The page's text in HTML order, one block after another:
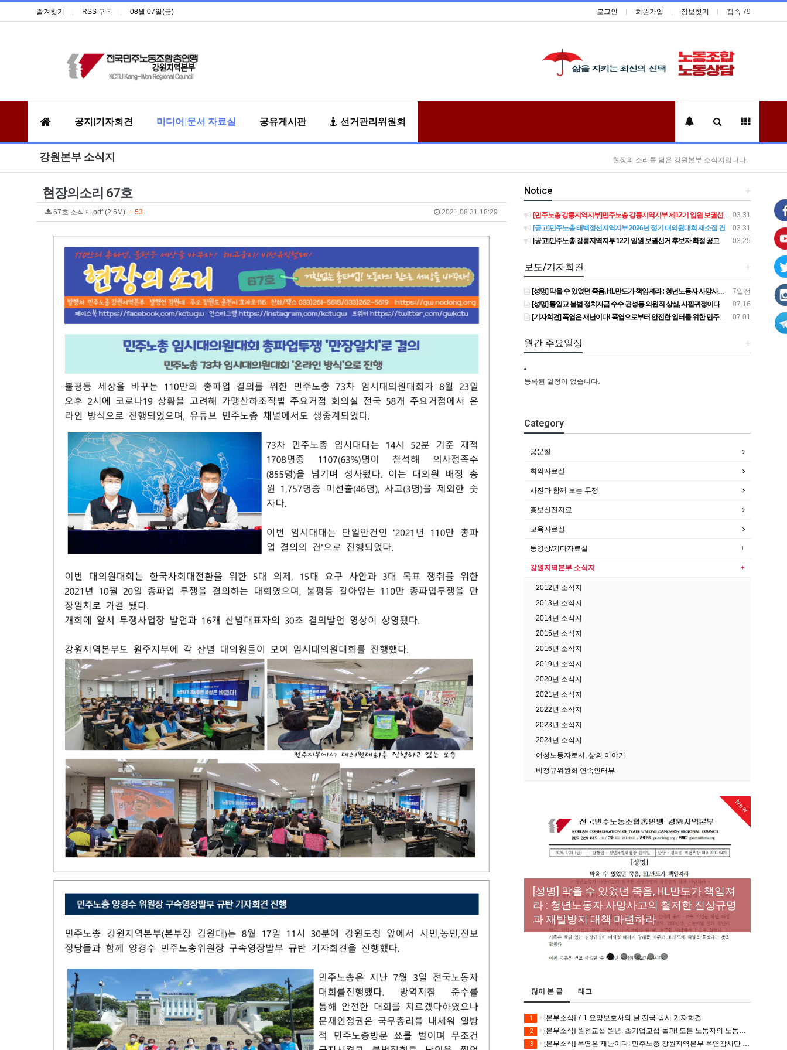
즐겨찾기 RSS 구독 08월 07일(금) 로그인 회원가입 정보찾기 접속 79
공지|기자회견 미디어|문서 자료실 공유게시판 선거관리위원회
강원본부 소식지 현장의 소리를 담은 강원본부 소식지입니다.
현장의소리 67호
2021.08.31 18:29
67호 소식지.pdf (2.6M) + 53
+
Notice
03.31
[민주노총 강릉지역지부]민주노총 강릉지역지부 제12기 임원 보궐선거결과 공고
03.31
[공고]민주노총 태백정선지역지부 2026년 정기 대의원대회 재소집 건
03.25
[공고]민주노총 강릉지역지부 12기 임원 보궐선거 후보자 확정 공고
+
보도/기자회견
7일전
[성명] 막을 수 있었던 죽음, HL만도가 책임져라 : 청년노동자 사망사고의 철저한 진상규명과 재발방지 대책 마련하라
07.16
[성명] 통일교 불법 정치자금 수수 권성동 의원직 상실, 사필귀정이다
07.01
[기자회견] 폭염은 재난이다! 폭염으로부터 안전한 일터를 위한 민주노총 강원지역본부 폭염감시단 선포 기자회견
+
월간 주요일정
등록된 일정이 없습니다.
Category
공문철
회의자료실
사진과 함께 보는 투쟁
홍보선전자료
교육자료실
동영상/기타자료실
강원지역본부 소식지
2012년 소식지
2013년 소식지
2014년 소식지
2015년 소식지
2016년 소식지
2019년 소식지
2020년 소식지
2021년 소식지
2022년 소식지
2023년 소식지
2024년 소식지
여성노동자로서, 삶의 이야기
비정규위원회 연속인터뷰
New
[성명] 막을 수 있었던 죽음, HL만도가 책임져
라 : 청년노동자 사망사고의 철저한 진상규명
과 재발방지 대책 마련하라
[산별소식] 건설산업연맹 플랜트건설노조 강
원충북지부
[강릉,속초,원주,춘천] 폭염감시단 사업 이모저
모
[조합원☆인터뷰] 서비스연맹 전국학교비정
규직노동조합 강원지부 김유미 춘천지회장
[본부소식] 강원지역 노동자 합창단 모임
많이 본 글 태그
1 [본부소식] 7.1 요양보호사의 날 전국 동시 기자회견
2 [본부소식] 원청교섭 원년. 초기업교섭 돌파! 모든 노동자의 노동기본권 쟁취! 민주노총 7.15 총파업대회
3 [본부소식] 폭염은 재난이다! 민주노총 강원지역본부 폭염감시단 선포 기자회견